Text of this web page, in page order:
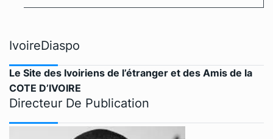
IvoireDiaspo
Le Site des Ivoiriens de l’étranger et des Amis de la
COTE D’IVOIRE
Directeur De Publication